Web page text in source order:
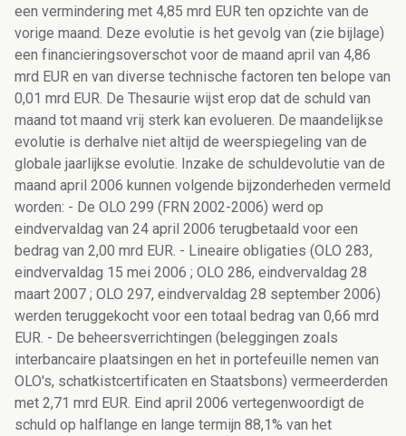
een vermindering met 4,85 mrd EUR ten opzichte van de
vorige maand. Deze evolutie is het gevolg van (zie bijlage)
een financieringsoverschot voor de maand april van 4,86
mrd EUR en van diverse technische factoren ten belope van
0,01 mrd EUR. De Thesaurie wijst erop dat de schuld van
maand tot maand vrij sterk kan evolueren. De maandelijkse
evolutie is derhalve niet altijd de weerspiegeling van de
globale jaarlijkse evolutie. Inzake de schuldevolutie van de
maand april 2006 kunnen volgende bijzonderheden vermeld
worden: - De OLO 299 (FRN 2002-2006) werd op
eindvervaldag van 24 april 2006 terugbetaald voor een
bedrag van 2,00 mrd EUR. - Lineaire obligaties (OLO 283,
eindvervaldag 15 mei 2006 ; OLO 286, eindvervaldag 28
maart 2007 ; OLO 297, eindvervaldag 28 september 2006)
werden teruggekocht voor een totaal bedrag van 0,66 mrd
EUR. - De beheersverrichtingen (beleggingen zoals
interbancaire plaatsingen en het in portefeuille nemen van
OLO's, schatkistcertificaten en Staatsbons) vermeerderden
met 2,71 mrd EUR. Eind april 2006 vertegenwoordigt de
schuld op halflange en lange termijn 88,1% van het